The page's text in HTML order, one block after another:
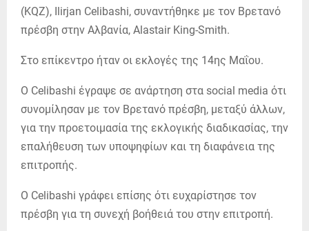
(KQZ), Ilirjan Celibashi, συναντήθηκε με τον Βρετανό
πρέσβη στην Αλβανία, Alastair King-Smith.
Στο επίκεντρο ήταν οι εκλογές της 14ης Μαΐου.
Ο Celibashi έγραψε σε ανάρτηση στα social media ότι
συνομίλησαν με τον Βρετανό πρέσβη, μεταξύ άλλων,
για την προετοιμασία της εκλογικής διαδικασίας, την
επαλήθευση των υποψηφίων και τη διαφάνεια της
επιτροπής.
Ο Celibashi γράφει επίσης ότι ευχαρίστησε τον
πρέσβη για τη συνεχή βοήθειά του στην επιτροπή.